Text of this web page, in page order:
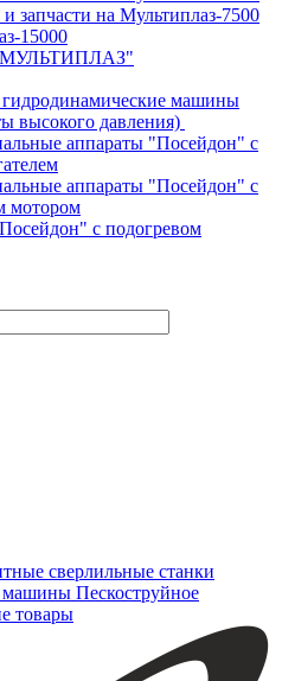
запчасти на Мультиплаз-7500
15000
машины
высокого давления)
аппараты "Посейдон" с
аппараты "Посейдон" с
мотором
с подогревом
сверлильные станки
машины Пескоструйное
товары